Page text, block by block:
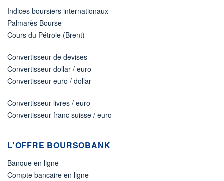
Indices boursiers internationaux
Palmarès Bourse
Cours du Pétrole (Brent)
Convertisseur de devises
Convertisseur dollar / euro
Convertisseur euro / dollar
Convertisseur livres / euro
Convertisseur franc suisse / euro
L'OFFRE BOURSOBANK
Banque en ligne
Compte bancaire en ligne